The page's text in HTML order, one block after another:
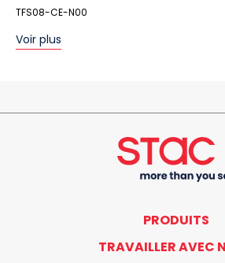
TFS08-CE-N00
Voir plus
PRODUITS
TRAVAILLER AVEC